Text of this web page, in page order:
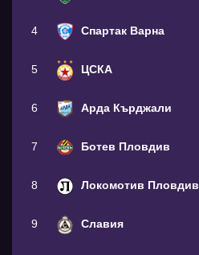
4 Спартак Варна
5 ЦСКА
6 Арда Кърджали
7 Ботев Пловдив
8 Локомотив Пловдив
9 Славия